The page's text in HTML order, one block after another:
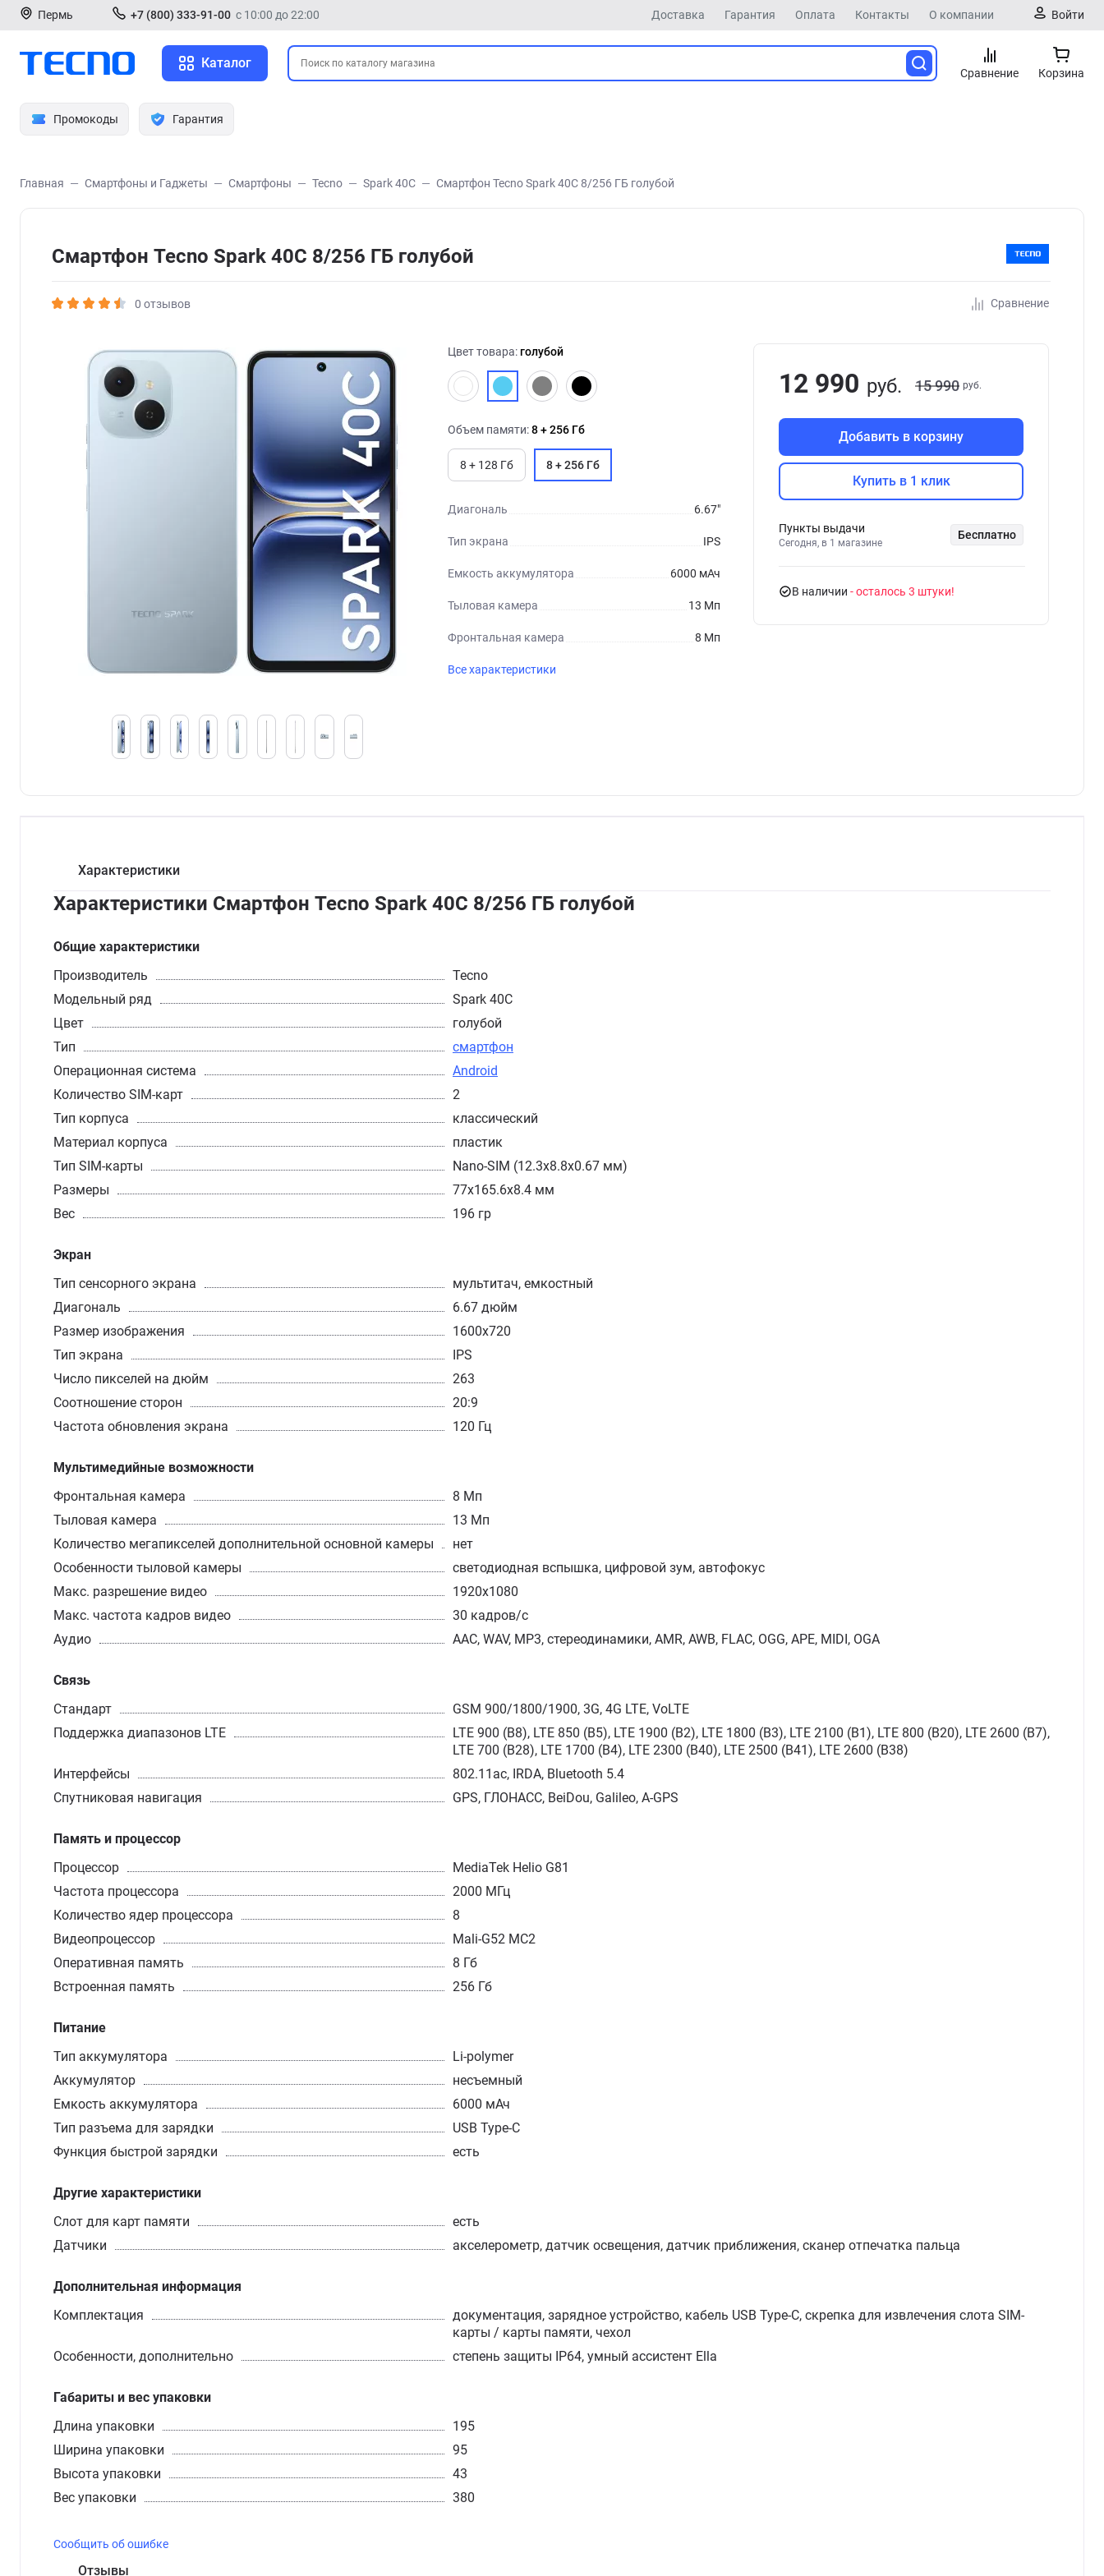
Пермь +7 (800) 333-91-00 с 10:00 до 22:00 Доставка Гарантия Оплата Контакты О компании Войти
Каталог
Сравнение Корзина
Промокоды Гарантия
Главная Смартфоны и Гаджеты Смартфоны Tecno Spark 40C Смартфон Tecno Spark 40C 8/256 ГБ голубой
Смартфон Tecno Spark 40C 8/256 ГБ голубой
0 отзывов Сравнение
Цвет товара:голубой
Объем памяти:8 + 256 Гб
8 + 128 Гб 8 + 256 Гб
Диагональ 6.67"
Тип экрана IPS
Емкость аккумулятора 6000 мАч
Тыловая камера 13 Мп
Фронтальная камера 8 Мп
Все характеристики
12 990 руб. 15 990 руб.
Добавить в корзину
Купить в 1 клик
Пункты выдачи
Сегодня, в 1 магазине
Бесплатно
В наличии - осталось 3 штуки
Характеристики
Характеристики Смартфон Tecno Spark 40C 8/256 ГБ голубой
Общие характеристики
Производитель
Tecno
Модельный ряд
Spark 40C
Цвет
голубой
Тип
смартфон
Операционная система
Android
Количество SIM-карт
2
Тип корпуса
классический
Материал корпуса
пластик
Тип SIM-карты
Nano-SIM (12.3x8.8x0.67 мм)
Размеры
77x165.6x8.4 мм
Вес
196 гр
Экран
Тип сенсорного экрана
мультитач, емкостный
Диагональ
6.67 дюйм
Размер изображения
1600x720
Тип экрана
IPS
Число пикселей на дюйм
263
Соотношение сторон
20:9
Частота обновления экрана
120 Гц
Мультимедийные возможности
Фронтальная камера
8 Мп
Тыловая камера
13 Мп
Количество мегапикселей дополнительной основной камеры
нет
Особенности тыловой камеры
светодиодная вспышка, цифровой зум, автофокус
Макс. разрешение видео
1920х1080
Макс. частота кадров видео
30 кадров/с
Аудио
AAC, WAV, MP3, стереодинамики, AMR, AWB, FLAC, OGG, APE, MIDI, OGA
Связь
Стандарт
GSM 900/1800/1900, 3G, 4G LTE, VoLTE
Поддержка диапазонов LTE
LTE 900 (B8), LTE 850 (B5), LTE 1900 (B2), LTE 1800 (B3), LTE 2100 (B1), LTE 800 (B20), LTE 2600 (B7),
LTE 700 (B28), LTE 1700 (B4), LTE 2300 (B40), LTE 2500 (B41), LTE 2600 (B38)
Интерфейсы
802.11ac, IRDA, Bluetooth 5.4
Спутниковая навигация
GPS, ГЛОНАСС, BeiDou, Galileo, A-GPS
Память и процессор
Процессор
MediaTek Helio G81
Частота процессора
2000 МГц
Количество ядер процессора
8
Видеопроцессор
Mali-G52 MC2
Оперативная память
8 Гб
Встроенная память
256 Гб
Питание
Тип аккумулятора
Li-polymer
Аккумулятор
несъемный
Емкость аккумулятора
6000 мАч
Тип разъема для зарядки
USB Type-C
Функция быстрой зарядки
есть
Другие характеристики
Слот для карт памяти
есть
Датчики
акселерометр, датчик освещения, датчик приближения, сканер отпечатка пальца
Дополнительная информация
Комплектация
документация, зарядное устройство, кабель USB Type-C, скрепка для извлечения слота SIM-
карты / карты памяти, чехол
Особенности, дополнительно
степень защиты IP64, умный ассистент Ella
Габариты и вес упаковки
Длина упаковки
195
Ширина упаковки
95
Высота упаковки
43
Вес упаковки
380
Сообщить об ошибке
Отзывы